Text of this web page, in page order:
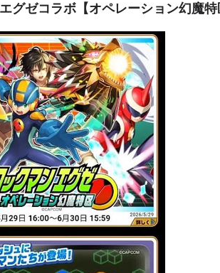
グゼコラボ【オペレーション幻魔特